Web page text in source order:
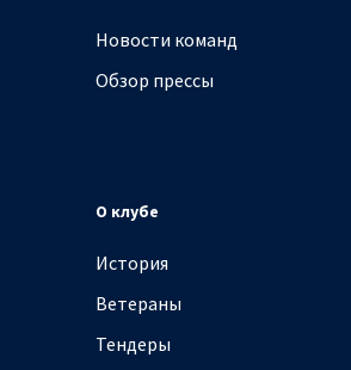
Новости команд
Обзор прессы
О клубе
История
Ветераны
Тендеры